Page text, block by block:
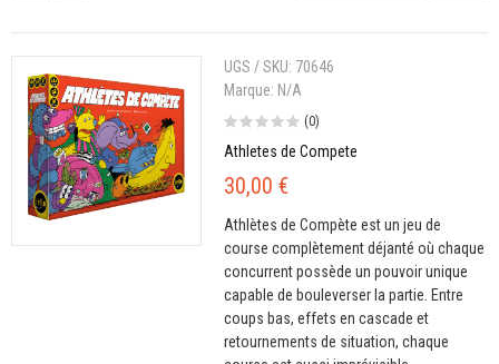
UGS / SKU: 70646
Marque: N/A
(0)
Athletes de Compete
30,00 €
Athlètes de Compète est un jeu de
course complètement déjanté où chaque
concurrent possède un pouvoir unique
capable de bouleverser la partie. Entre
coups bas, effets en cascade et
retournements de situation, chaque